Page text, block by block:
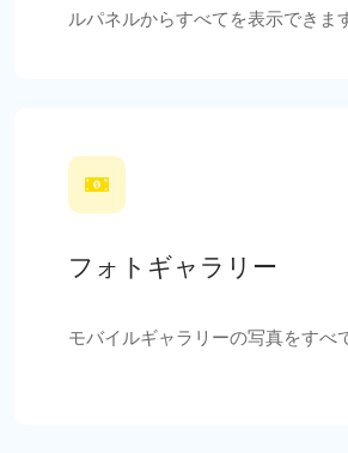
ルパネルからすべてを表示できま
フォトギャラリー
モバイルギャラリーの写真をすべ